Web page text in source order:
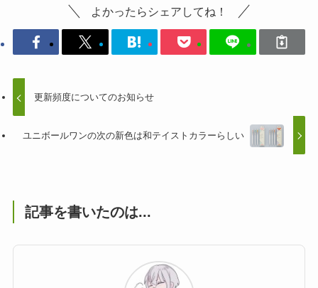
よかったらシェアしてね！
更新頻度についてのお知らせ
ユニボールワンの次の新色は和テイストカラーらしい
記事を書いたのは...